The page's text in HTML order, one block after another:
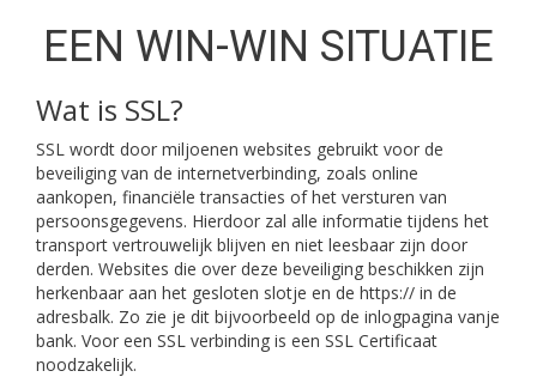
EEN WIN-WIN SITUATIE
Wat is SSL?
SSL wordt door miljoenen websites gebruikt voor de
beveiliging van de internetverbinding, zoals online
aankopen, financiële transacties of het versturen van
persoonsgegevens. Hierdoor zal alle informatie tijdens het
transport vertrouwelijk blijven en niet leesbaar zijn door
derden. Websites die over deze beveiliging beschikken zijn
herkenbaar aan het gesloten slotje en de https:// in de
adresbalk. Zo zie je dit bijvoorbeeld op de inlogpagina vanje
bank. Voor een SSL verbinding is een SSL Certificaat
noodzakelijk.